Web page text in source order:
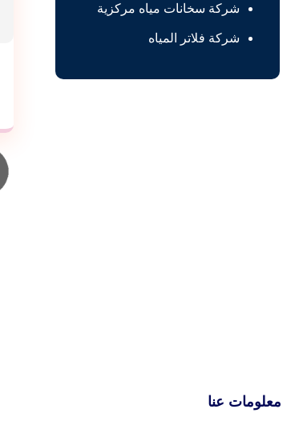
شركة سخانات مياه مركزية
شركة فلاتر المياه
معلومات عنا